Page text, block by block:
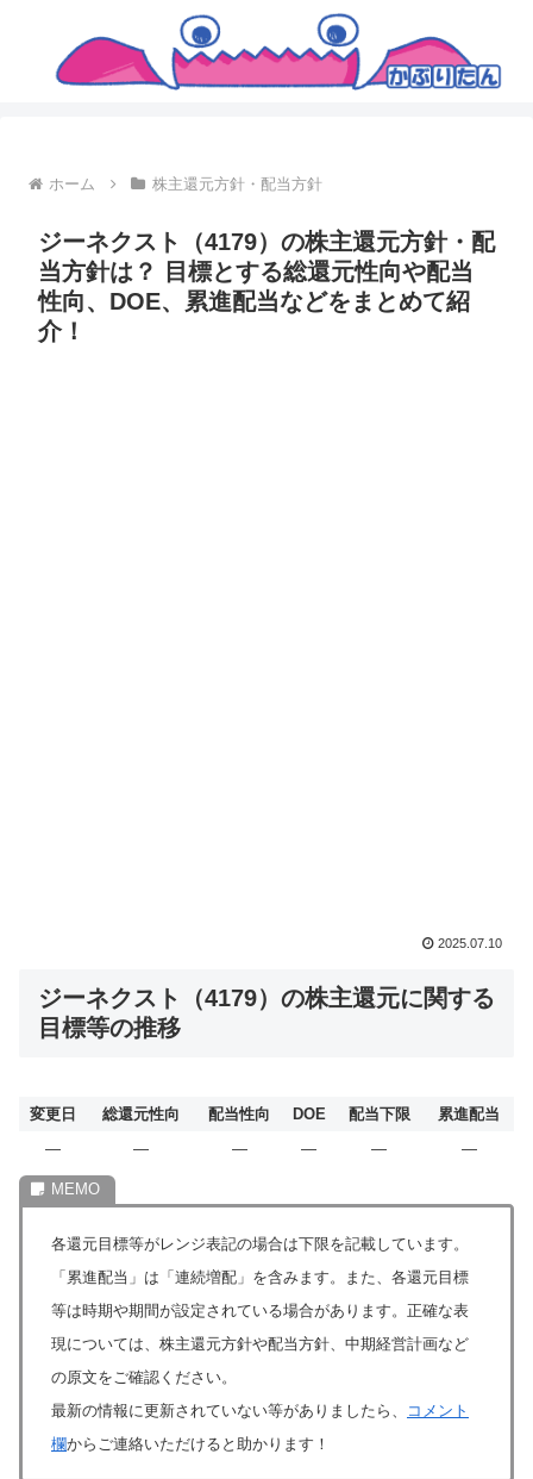
ホーム 株主還元方針・配当方針
ジーネクスト（4179）の株主還元方針・配
当方針は？ 目標とする総還元性向や配当
性向、DOE、累進配当などをまとめて紹
介！
2025.07.10
ジーネクスト（4179）の株主還元に関する
目標等の推移
変更日 総還元性向 配当性向 DOE 配当下限
累進配当
―
― ― ― ― ―
各還元目標等がレンジ表記の場合は下限を記載しています。
「累進配当」は「連続増配」を含みます。また、各還元目標
等は時期や期間が設定されている場合があります。正確な表
現については、株主還元方針や配当方針、中期経営計画など
の原文をご確認ください。
最新の情報に更新されていない等がありましたら、
コメント
欄からご連絡いただけると助かります！